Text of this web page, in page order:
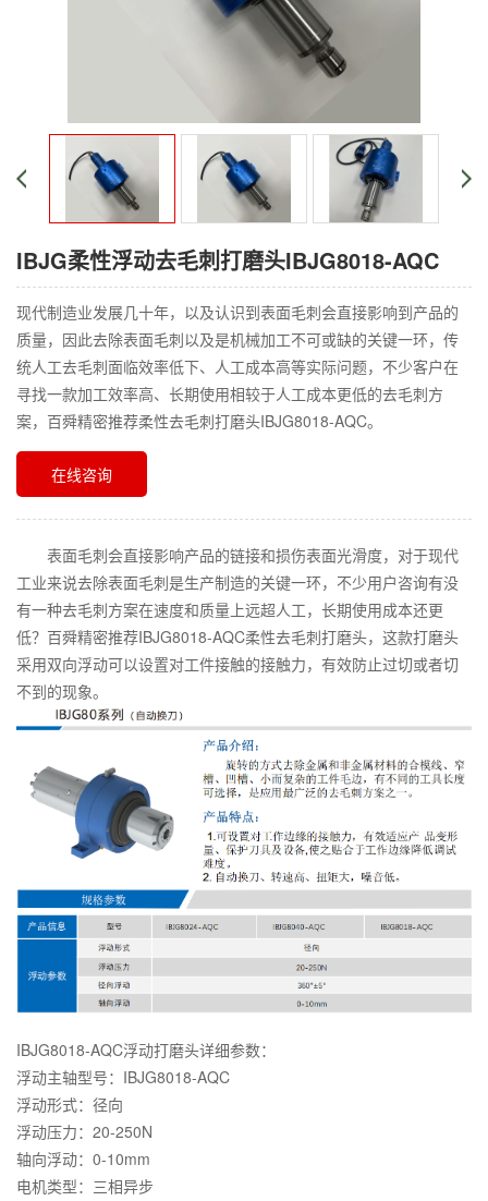
IBJG柔性浮动去毛刺打磨头IBJG8018-AQC
现代制造业发展几十年，以及认识到表面毛刺会直接影响到产品的
质量，因此去除表面毛刺以及是机械加工不可或缺的关键一环，传
统人工去毛刺面临效率低下、人工成本高等实际问题，不少客户在
寻找一款加工效率高、长期使用相较于人工成本更低的去毛刺方
案，百舜精密推荐柔性去毛刺打磨头IBJG8018-AQC。
在线咨询
表面毛刺会直接影响产品的链接和损伤表面光滑度，对于现代
工业来说去除表面毛刺是生产制造的关键一环，不少用户咨询有没
有一种去毛刺方案在速度和质量上远超人工，长期使用成本还更
低？百舜精密推荐IBJG8018-AQC柔性去毛刺打磨头，这款打磨头
采用双向浮动可以设置对工件接触的接触力，有效防止过切或者切
不到的现象。
IBJG8018-AQC浮动打磨头详细参数：
浮动主轴型号：IBJG8018-AQC
浮动形式：径向
浮动压力：20-250N
轴向浮动：0-10mm
电机类型：三相异步